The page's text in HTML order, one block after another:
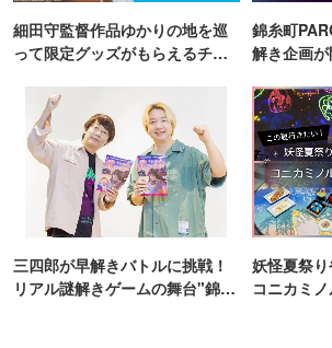
細田守監督作品ゆかりの地を巡
って限定グッズがもらえるチャ
錦糸町
解き企画が
三四郎が早解きバトルに挑戦！
リアル謎解きゲームの舞台"錦糸
妖怪夏祭り
コニカミ